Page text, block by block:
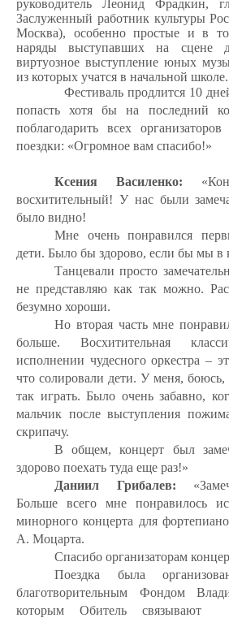
руководитель Леонид Фрадкин,
Заслуженный работник культуры
Москва), особенно простые и в
наряды выступавших на сцене
виртуозное выступление юных
из которых учатся в начальной школе.
Фестиваль продлится 10
попасть хотя бы на последний
поблагодарить всех
поездки: «Огромное вам спасибо!»
Ксения Василенко:
восхитительный! У нас были
было видно!
Мне очень понравился
дети. Было бы здорово, если бы мы в
Танцевали просто
не представляю как так можно.
безумно хороши.
Но вторая часть мне
больше. Восхитительная
исполнении чудесного оркестра –
что солировали дети. У меня, боюсь,
так играть. Было очень забавно,
мальчик после выступления
скрипачу.
В общем, концерт был
здорово поехать туда еще раз!»
Даниил Грибалев:
Больше всего мне понравилось
минорного концерта для
А. Моцарта.
Спасибо организаторам
Поездка была
благотворительным Фондом
которым Обитель связывают